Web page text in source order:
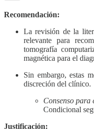
Recomendación:
La revisión de la
relevante para
tomografía
magnética para el
Sin embargo, estas
discreción del clínico.
Consenso para
Condicional
Justificación: